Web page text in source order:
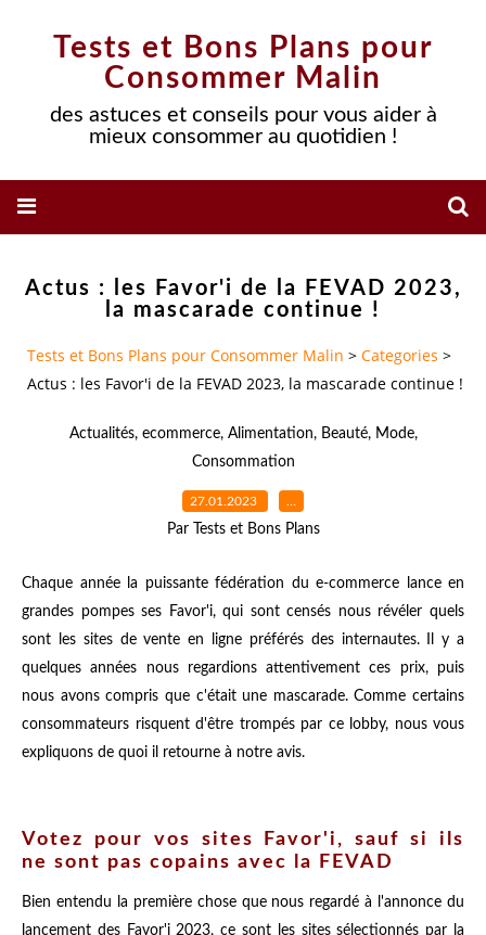
Tests et Bons Plans pour
Consommer Malin
des astuces et conseils pour vous aider à
mieux consommer au quotidien !
Actus : les Favor'i de la FEVAD 2023,
la mascarade continue !
Tests et Bons Plans pour Consommer Malin > Categories >
Actus : les Favor'i de la FEVAD 2023, la mascarade continue !
Actualités, ecommerce, Alimentation, Beauté, Mode,
Consommation
27.01.2023 …
Par Tests et Bons Plans
Chaque année la puissante fédération du e-commerce lance en
grandes pompes ses Favor'i, qui sont censés nous révéler quels
sont les sites de vente en ligne préférés des internautes. Il y a
quelques années nous regardions attentivement ces prix, puis
nous avons compris que c'était une mascarade. Comme certains
consommateurs risquent d'être trompés par ce lobby, nous vous
expliquons de quoi il retourne à notre avis.
Votez pour vos sites Favor'i, sauf si ils
ne sont pas copains avec la FEVAD
Bien entendu la première chose que nous regardé à l'annonce du
lancement des Favor'i 2023, ce sont les sites sélectionnés par la